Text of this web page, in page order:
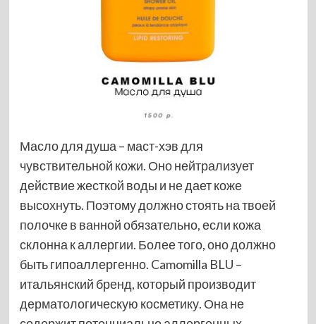
Масло для душа – маст-хэв для
чувствительной кожи. Оно нейтрализует
действие жесткой воды и не дает коже
высохнуть. Поэтому должно стоять на твоей
полочке в ванной обязательно, если кожа
склонна к аллергии. Более того, оно должно
быть гипоаллергенно. Camomilla BLU –
итальянский бренд, который производит
дерматологическую косметику. Она не